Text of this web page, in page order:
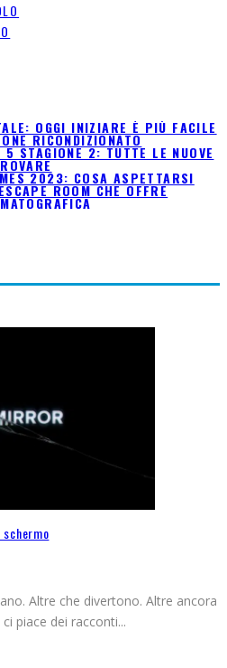
OGGI INIZIARE È PIÙ FACILE
RICONDIZIONATO
STAGIONE 2: TUTTE LE NUOVE
2023: COSA ASPETTARSI
ROOM CHE OFFRE
Altre che divertono. Altre ancora
piace dei racconti...